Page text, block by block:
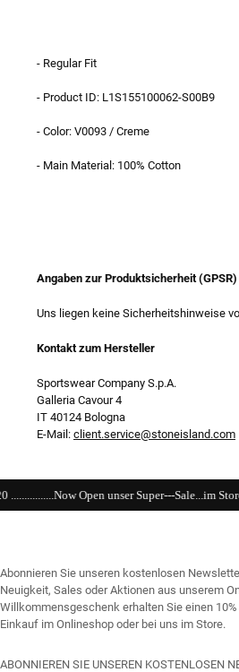
- Regular Fit
- Product ID: L1S155100062-S00B9
- Color: V0093 / Creme
- Main Material: 100% Cotton
Angaben zur Produktsicherheit (GPSR)
Uns liegen keine Sicherheitshinweise
Kontakt zum Hersteller
Sportswear Company S.p.A.
Galleria Cavour 4
IT 40124 Bologna
E-Mail: client.service@stoneisland.com
unser Super---Sale...im Store
Abonnieren Sie unseren kostenlosen
Neuigkeit, Sales oder Aktionen aus unserem
Willkommensgeschenk erhalten Sie einen
Einkauf im Onlineshop oder bei uns im Store.
ABONNIEREN SIE UNSEREN KOSTENLOSEN